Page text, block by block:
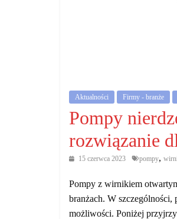
Aktualności Firmy - branże
Pompy
rozwiązanie
15 czerwca 2023 pompy,
Pompy z wirnikiem
branżach. W
możliwości. Poniżej